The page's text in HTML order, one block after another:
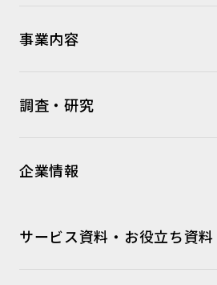
事業内容
調査・研究
企業情報
サービス資料・お役立ち資料